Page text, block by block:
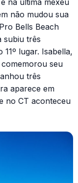
na última mexeu
não mudou sua
Bells Beach
subiu três
lugar. Isabella,
seu
três
aparece em
no CT aconteceu